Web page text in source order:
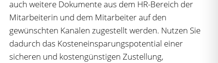
auch weitere Dokumente aus dem HR-Bereich der
Mitarbeiterin und dem Mitarbeiter auf den
gewünschten Kanälen zugestellt werden. Nutzen Sie
dadurch das Kosteneinsparungspotential einer
sicheren und kostengünstigen Zustellung,